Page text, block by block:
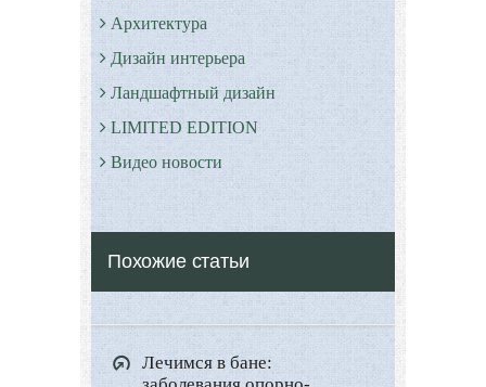
Архитектура
Дизайн интерьера
Ландшафтный дизайн
LIMITED EDITION
Видео новости
Другие услуги
Похожие статьи
Лечимся в бане: